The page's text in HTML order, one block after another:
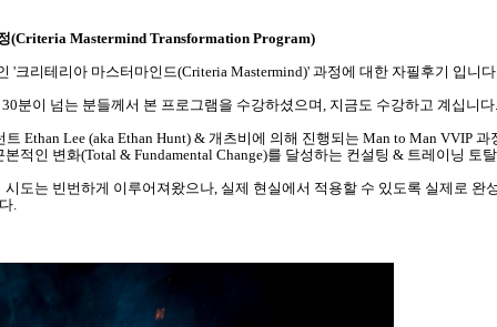
(Criteria Mastermind Transformation Program)
'크리테리아 마스터마인드(Criteria Mastermind)' 과정에 대한 자필후기 입니
분이 넘는 분들께서 본 프로그램을 수강하셨으며, 지금도 수강하고 계십니다.
Ethan Lee (aka Ethan Hunt) & 개츠비에 의해 진행되는 Man to Man VVIP
적인 변화(Total & Fundamental Change)를 달성하는 컨설팅 & 트레이닝 토
도는 빈번하게 이루어져왔으나, 실제 현실에서 적용할 수 있도록 실제로 완
.